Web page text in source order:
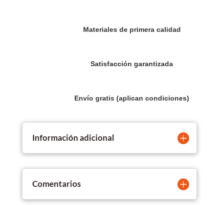
Materiales de primera calidad
Satisfacción garantizada
Envío gratis (aplican condiciones)
Información adicional
Comentarios